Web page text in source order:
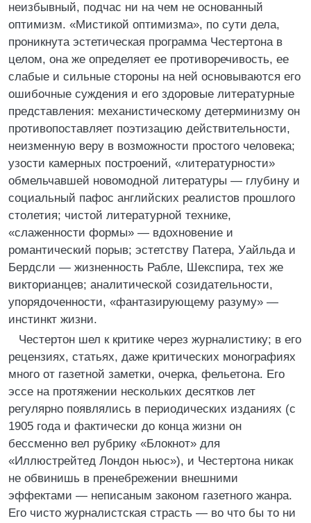
неизбывный, подчас ни на чем не основанный
оптимизм. «Мистикой оптимизма», по сути дела,
проникнута эстетическая программа Честертона в
целом, она же определяет ее противоречивость, ее
слабые и сильные стороны на ней основываются его
ошибочные суждения и его здоровые литературные
представления: механистическому детерминизму он
противопоставляет поэтизацию действительности,
неизменную веру в возможности простого человека;
узости камерных построений, «литературности»
обмельчавшей новомодной литературы — глубину и
социальный пафос английских реалистов прошлого
столетия; чистой литературной технике,
«слаженности формы» — вдохновение и
романтический порыв; эстетству Патера, Уайльда и
Бердсли — жизненность Рабле, Шекспира, тех же
викторианцев; аналитической созидательности,
упорядоченности, «фантазирующему разуму» —
инстинкт жизни.
Честертон шел к критике через журналистику; в его
рецензиях, статьях, даже критических монографиях
много от газетной заметки, очерка, фельетона. Его
эссе на протяжении нескольких десятков лет
регулярно появлялись в периодических изданиях (с
1905 года и фактически до конца жизни он
бессменно вел рубрику «Блокнот» для
«Иллюстрейтед Лондон ньюс»), и Честертона никак
не обвинишь в пренебрежении внешними
эффектами — неписаным законом газетного жанра.
Его чисто журналистская страсть — во что бы то ни